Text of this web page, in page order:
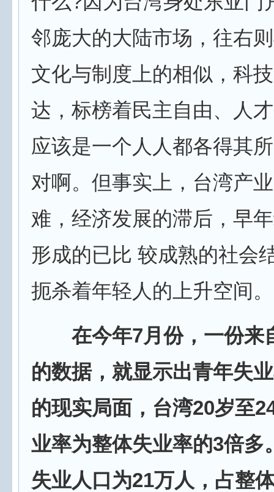
邻庞大的大陆市场，往右
文化与制度上的相似，科
达，标榜着民主自由、人
应该是一个人人都各得其
对啊。但事实上，台湾产
难，经济发展的滞后，早
形成的已比 较成熟的社会
扼杀着年轻人的上升空间。
在今年7月份，一份来
的数据，就显示出青年失
的现实局面，台湾20岁至
业率为整体失业率的3倍多
失业人口为21万人，占整